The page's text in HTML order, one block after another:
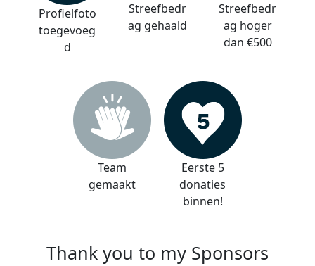
Profielfoto
toegevoeg
d
Streefbedr
ag gehaald
Streefbedr
ag hoger
dan €500
Team
gemaakt
Eerste 5
donaties
binnen!
Thank you to my Sponsors